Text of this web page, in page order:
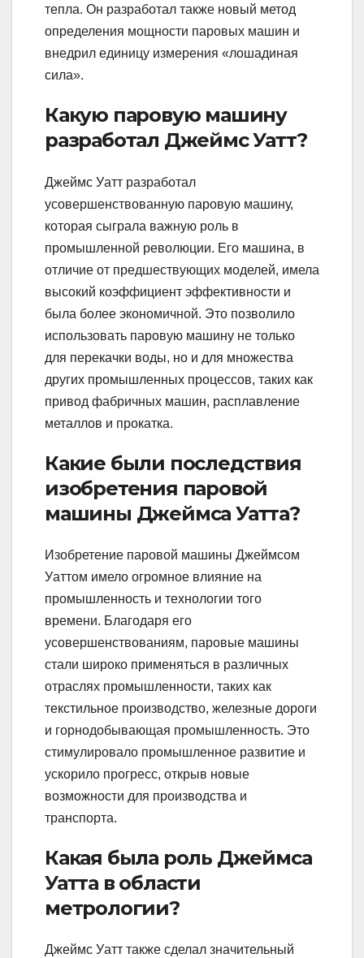
тепла. Он разработал также новый метод
определения мощности паровых машин и
внедрил единицу измерения «лошадиная
сила».
Какую паровую машину
разработал Джеймс Уатт?
Джеймс Уатт разработал
усовершенствованную паровую машину,
которая сыграла важную роль в
промышленной революции. Его машина, в
отличие от предшествующих моделей, имела
высокий коэффициент эффективности и
была более экономичной. Это позволило
использовать паровую машину не только
для перекачки воды, но и для множества
других промышленных процессов, таких как
привод фабричных машин, расплавление
металлов и прокатка.
Какие были последствия
изобретения паровой
машины Джеймса Уатта?
Изобретение паровой машины Джеймсом
Уаттом имело огромное влияние на
промышленность и технологии того
времени. Благодаря его
усовершенствованиям, паровые машины
стали широко применяться в различных
отраслях промышленности, таких как
текстильное производство, железные дороги
и горнодобывающая промышленность. Это
стимулировало промышленное развитие и
ускорило прогресс, открыв новые
возможности для производства и
транспорта.
Какая была роль Джеймса
Уатта в области
метрологии?
Джеймс Уатт также сделал значительный